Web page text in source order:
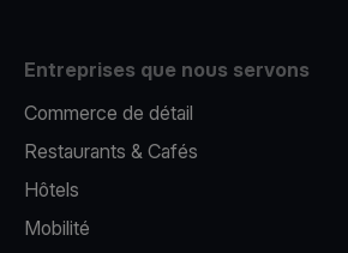
Entreprises que nous servons
Commerce de détail
Restaurants & Cafés
Hôtels
Mobilité